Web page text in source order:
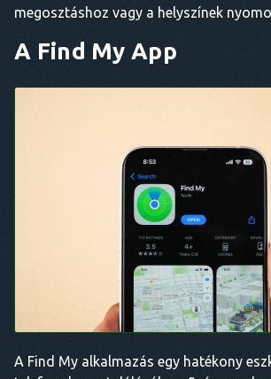
megosztáshoz vagy a helyszínek
A Find My App
A Find My alkalmazás egy hatékony